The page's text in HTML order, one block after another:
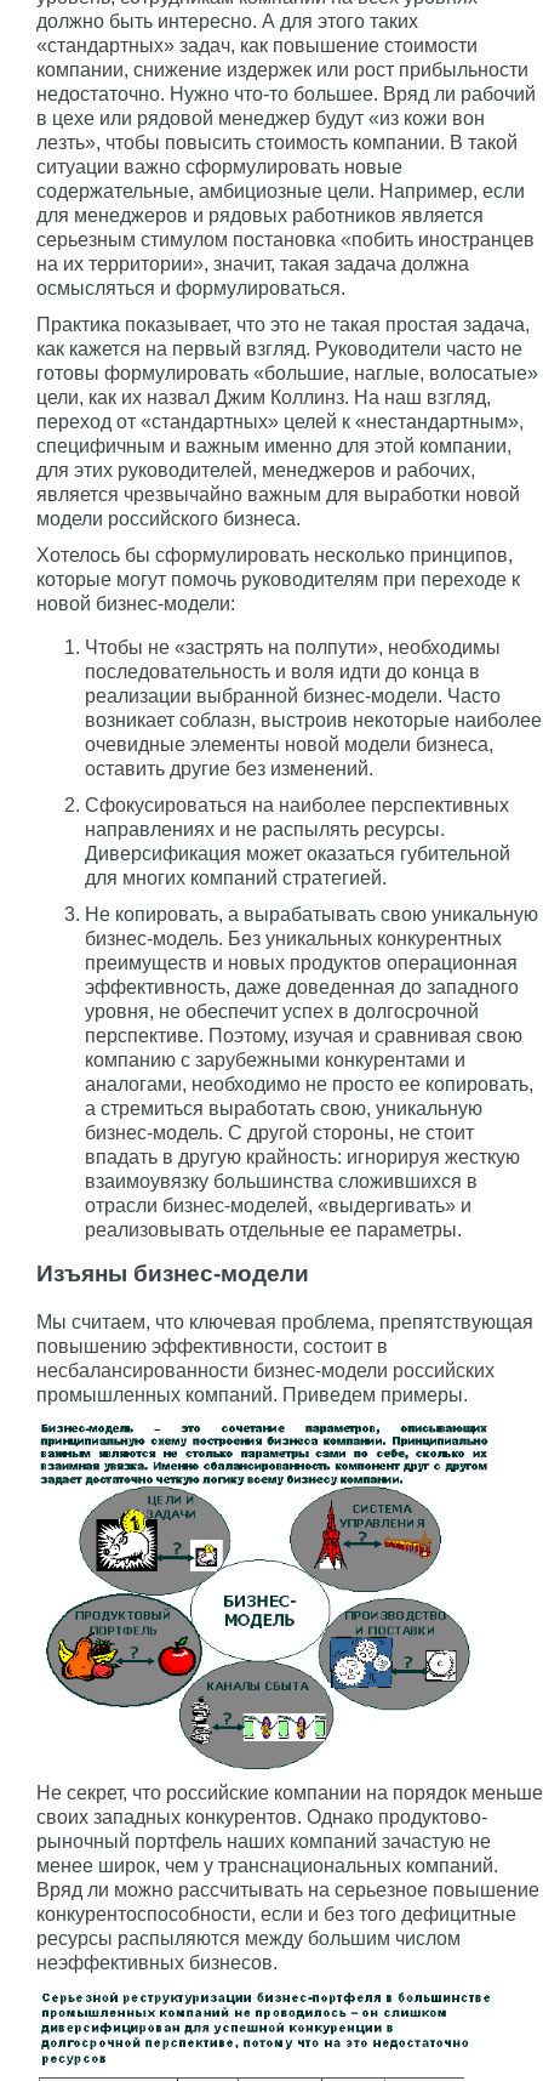
должно быть интересно. А для этого таких
«стандартных» задач, как повышение стоимости
компании, снижение издержек или рост прибыльности
недостаточно. Нужно что-то большее. Вряд ли рабочий
в цехе или рядовой менеджер будут «из кожи вон
лезть», чтобы повысить стоимость компании. В такой
ситуации важно сформулировать новые
содержательные, амбициозные цели. Например, если
для менеджеров и рядовых работников является
серьезным стимулом постановка «побить иностранцев
на их территории», значит, такая задача должна
осмысляться и формулироваться.
Практика показывает, что это не такая простая задача,
как кажется на первый взгляд. Руководители часто не
готовы формулировать «большие, наглые, волосатые»
цели, как их назвал Джим Коллинз. На наш взгляд,
переход от «стандартных» целей к «нестандартным»,
специфичным и важным именно для этой компании,
для этих руководителей, менеджеров и рабочих,
является чрезвычайно важным для выработки новой
модели российского бизнеса.
Хотелось бы сформулировать несколько принципов,
которые могут помочь руководителям при переходе к
новой бизнес-модели:
Чтобы не «застрять на полпути», необходимы
последовательность и воля идти до конца в
реализации выбранной бизнес-модели. Часто
возникает соблазн, выстроив некоторые наиболее
очевидные элементы новой модели бизнеса,
оставить другие без изменений.
Сфокусироваться на наиболее перспективных
направлениях и не распылять ресурсы.
Диверсификация может оказаться губительной
для многих компаний стратегией.
Не копировать, а вырабатывать свою уникальную
бизнес-модель. Без уникальных конкурентных
преимуществ и новых продуктов операционная
эффективность, даже доведенная до западного
уровня, не обеспечит успех в долгосрочной
перспективе. Поэтому, изучая и сравнивая свою
компанию с зарубежными конкурентами и
аналогами, необходимо не просто ее копировать,
а стремиться выработать свою, уникальную
бизнес-модель. С другой стороны, не стоит
впадать в другую крайность: игнорируя жесткую
взаимоувязку большинства сложившихся в
отрасли бизнес-моделей, «выдергивать» и
реализовывать отдельные ее параметры.
Изъяны бизнес-модели
Мы считаем, что ключевая проблема, препятствующая
повышению эффективности, состоит в
несбалансированности бизнес-модели российских
промышленных компаний. Приведем примеры.
Не секрет, что российские компании на порядок меньше
своих западных конкурентов. Однако продуктово-
рыночный портфель наших компаний зачастую не
менее широк, чем у транснациональных компаний.
Вряд ли можно рассчитывать на серьезное повышение
конкурентоспособности, если и без того дефицитные
ресурсы распыляются между большим числом
неэффективных бизнесов.